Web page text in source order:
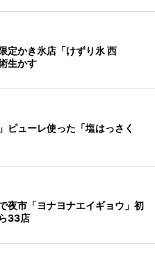
定かき氷店「けずり氷 西
生かす
ピューレ使った「塩はっさく
夜市「ヨナヨナエイギョウ」初
33店